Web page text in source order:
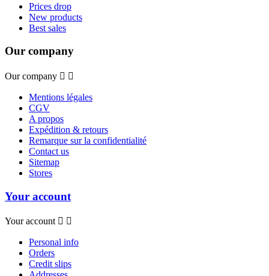
Prices drop
New products
Best sales
Our company
Our company  
Mentions légales
CGV
A propos
Expédition & retours
Remarque sur la confidentialité
Contact us
Sitemap
Stores
Your account
Your account  
Personal info
Orders
Credit slips